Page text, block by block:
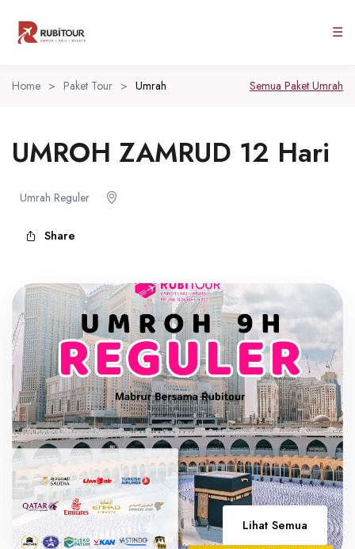
☰
Home > Paket Tour > Umrah Semua Paket Umrah
UMROH ZAMRUD 12 Hari
Umrah Reguler
Share
Lihat Semua